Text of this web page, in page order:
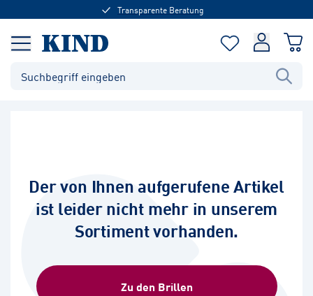
Transparente Beratung
Der von Ihnen aufgerufene Artikel
ist leider nicht mehr in unserem
Sortiment vorhanden.
Zu den Brillen